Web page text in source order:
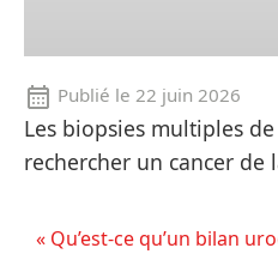
Publié le 22 juin 2026
Les biopsies multiples
rechercher un cancer de
« Qu’est-ce qu’un bilan